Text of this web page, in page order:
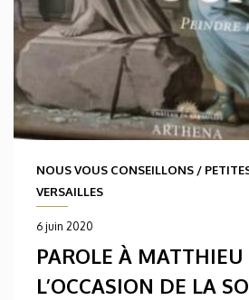
NOUS VOUS CONSEILLONS /
VERSAILLES
6 juin 2020
PAROLE À MATTHIEU
L’OCCASION DE LA